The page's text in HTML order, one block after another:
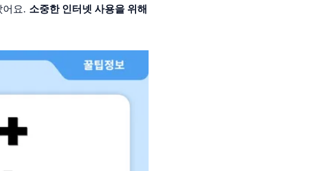
어요. 소중한 인터넷 사용을 위해